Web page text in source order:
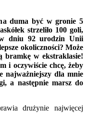
duma być w gronie 5
strzeliło 100 goli,
dniu 92 urodzin Unii
okoliczności? Może
bramkę w ekstraklasie!
i oczywiście chcę, żeby
najważniejszy dla mnie
a następnie marsz do
drużynie najwięcej